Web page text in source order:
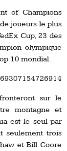
of Champions
joueurs le plus
Cup, 23 des
olympique
10 mondial.
sur le
montagne et
est le seul par
seulement trois
et Bill Coore